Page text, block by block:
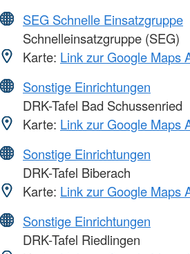
SEG Schnelle Einsatzgruppe
Schnelleinsatzgruppe (SEG)
Karte: Link zur Google Maps
Sonstige Einrichtungen
DRK-Tafel Bad Schussenried
Karte: Link zur Google Maps
Sonstige Einrichtungen
DRK-Tafel Biberach
Karte: Link zur Google Maps
Sonstige Einrichtungen
DRK-Tafel Riedlingen